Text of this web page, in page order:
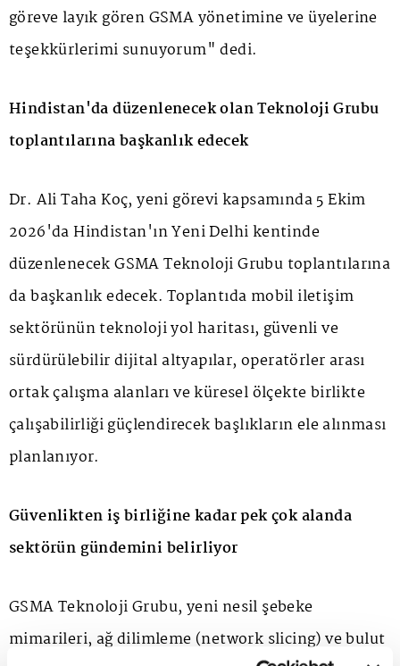
göreve layık gören GSMA yönetimine ve üyelerine
teşekkürlerimi sunuyorum" dedi.
Hindistan'da düzenlenecek olan Teknoloji Grubu
toplantılarına başkanlık edecek
Dr. Ali Taha Koç, yeni görevi kapsamında 5 Ekim
2026'da Hindistan'ın Yeni Delhi kentinde
düzenlenecek GSMA Teknoloji Grubu toplantılarına
da başkanlık edecek. Toplantıda mobil iletişim
sektörünün teknoloji yol haritası, güvenli ve
sürdürülebilir dijital altyapılar, operatörler arası
ortak çalışma alanları ve küresel ölçekte birlikte
çalışabilirliği güçlendirecek başlıkların ele alınması
planlanıyor.
Güvenlikten iş birliğine kadar pek çok alanda
sektörün gündemini belirliyor
GSMA Teknoloji Grubu, yeni nesil şebeke
mimarileri, ağ dilimleme (network slicing) ve bulut